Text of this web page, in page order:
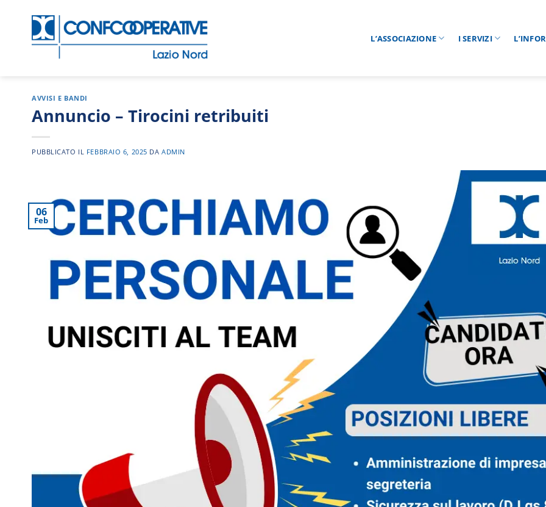
contenuti
L’ASSOCIAZIONE I SERVIZI
AVVISI E BANDI
Annuncio – Tirocini retribuiti
PUBBLICATO IL FEBBRAIO 6, 2025 DAADMIN
06
Feb